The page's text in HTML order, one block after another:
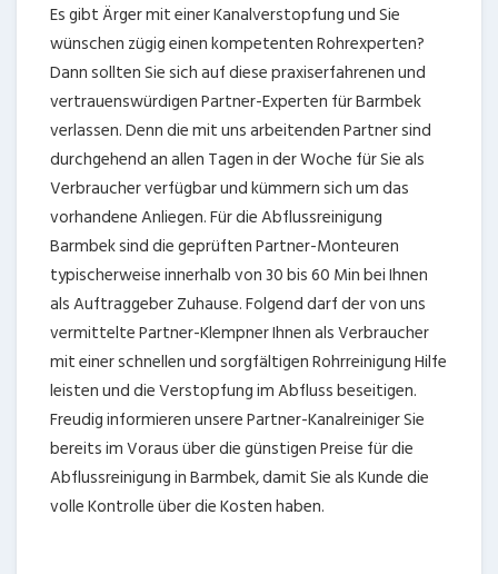
Es gibt Ärger mit einer Kanalverstopfung und Sie
wünschen zügig einen kompetenten Rohrexperten?
Dann sollten Sie sich auf diese praxiserfahrenen und
vertrauenswürdigen Partner-Experten für Barmbek
verlassen. Denn die mit uns arbeitenden Partner sind
durchgehend an allen Tagen in der Woche für Sie als
Verbraucher verfügbar und kümmern sich um das
vorhandene Anliegen. Für die Abflussreinigung
Barmbek sind die geprüften Partner-Monteuren
typischerweise innerhalb von 30 bis 60 Min bei Ihnen
als Auftraggeber Zuhause. Folgend darf der von uns
vermittelte Partner-Klempner Ihnen als Verbraucher
mit einer schnellen und sorgfältigen Rohrreinigung Hilfe
leisten und die Verstopfung im Abfluss beseitigen.
Freudig informieren unsere Partner-Kanalreiniger Sie
bereits im Voraus über die günstigen Preise für die
Abflussreinigung in Barmbek, damit Sie als Kunde die
volle Kontrolle über die Kosten haben.